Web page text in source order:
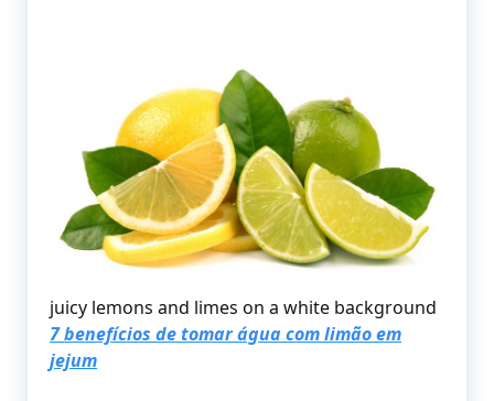
juicy lemons and limes on a white background
7 benefícios de tomar água com limão em
jejum